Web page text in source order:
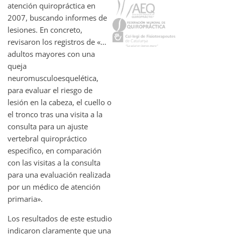
atención quiropráctica en
2007, buscando informes de
lesiones. En concreto,
revisaron los registros de «…
adultos mayores con una
queja
neuromusculoesquelética,
para evaluar el riesgo de
lesión en la cabeza, el cuello o
el tronco tras una visita a la
consulta para un ajuste
vertebral quiropráctico
especifico, en comparación
con las visitas a la consulta
para una evaluación realizada
por un médico de atención
primaria».
Los resultados de este estudio
indicaron claramente que una